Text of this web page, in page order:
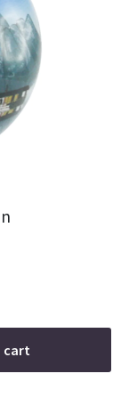
cart